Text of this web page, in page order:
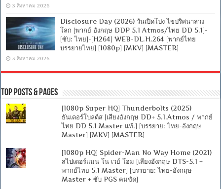
3 สิงหาคม 2026
Disclosure Day (2026) วันเปิดโปง ไขปริศนาลวง
โลก [พากย์ อังกฤษ DDP 5.1 Atmos/ไทย DD 5.1]-
[ซับ: ไทย]-[H264] WEB-DL.H.264 [พากย์ไทย
บรรยายไทย] [1080p] [MKV] [MASTER]
3 สิงหาคม 2026
Top Posts & Pages
[1080p Super HQ] Thunderbolts (2025)
ธันเดอร์โบลต์ส [เสียงอังกฤษ DD+ 5.1.Atmos / พากย์
ไทย DD 5.1 Master แท้.] [บรรยาย: ไทย-อังกฤษ
Master] [MKV] [MASTER]
[1080p HQ] Spider-Man No Way Home (2021)
สไปเดอร์แมน โน เวย์ โฮม [เสียงอังกฤษ DTS-5.1 +
พากย์ไทย 5.1 Master] [บรรยาย: ไทย-อังกฤษ
Master + ซับ PGS คมชัด]